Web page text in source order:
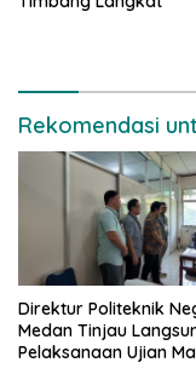
Rekomendasi
Direktur Politeknik
Medan Tinjau
Pelaksanaan Ujian